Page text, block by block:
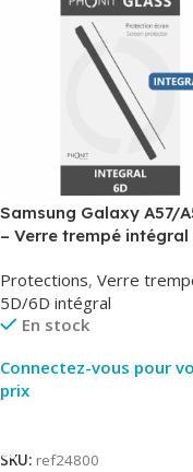
Samsung Galaxy A57/
– Verre trempé intégral
Protections, Verre
5D/6D intégral
En stock
Connectez-vous pour
prix
SKU: ref24800